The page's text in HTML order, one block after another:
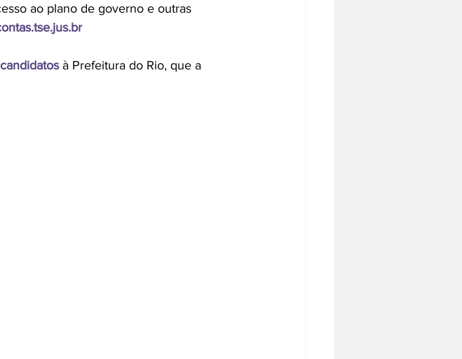
ao plano de governo e outras
à Prefeitura do Rio, que a